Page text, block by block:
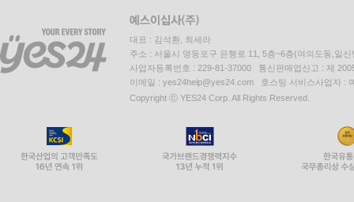
대표 : 김석환, 최세라
주소 : 서울시 영등포구 은행로 11, 5층~6층(여의도동,일신
사업자등록번호 : 229-81-37000 통신판매업신고 : 제
이메일 : yes24help@yes24.com 호스팅 서비스사업자 :
Copyright ⓒ YES24 Corp. All Rights Reserved.